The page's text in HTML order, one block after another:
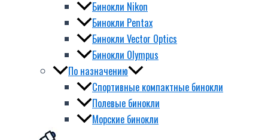
Бинокли Nikon
Бинокли Pentax
Бинокли Vector Optics
Бинокли Olympus
По назначению
Спортивные компактные бинокли
Полевые бинокли
Морские бинокли